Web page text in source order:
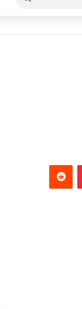
عن
بينتيريست